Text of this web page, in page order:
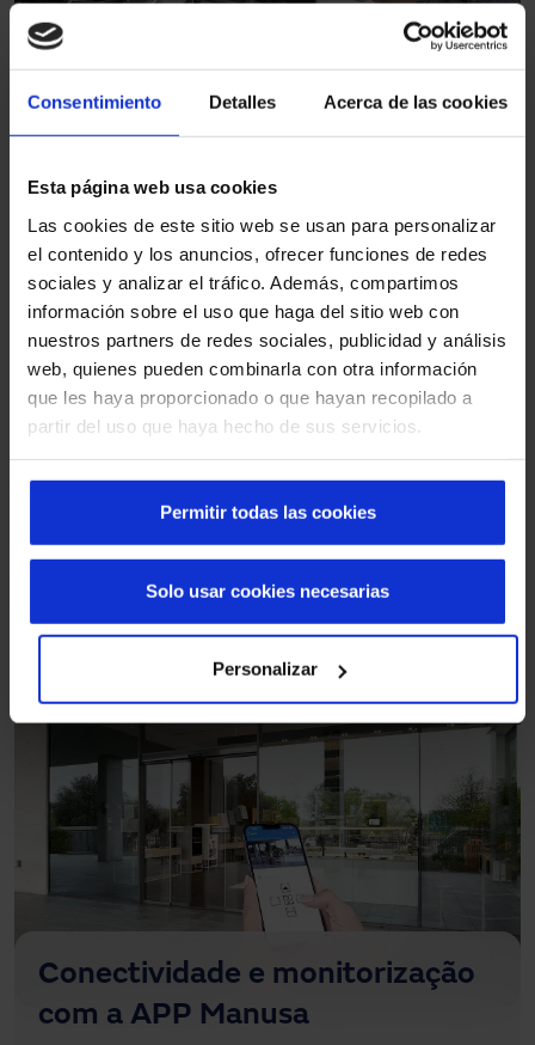
Consentimiento Detalles Acerca de las cookies
Esta página web usa cookies
Las cookies de este sitio web se usan para personalizar
el contenido y los anuncios, ofrecer funciones de redes
sociales y analizar el tráfico. Además, compartimos
información sobre el uso que haga del sitio web con
nuestros partners de redes sociales, publicidad y análisis
web, quienes pueden combinarla con otra información
que les haya proporcionado o que hayan recopilado a
partir del uso que haya hecho de sus servicios.
Permitir todas las cookies
Personalizar
Solo usar cookies necesarias
Profissionais especializados em
portas automáticas e industriais
Dispomos de uma equipa de técnicos altamente
especializados, formados nas nossas próprias
instalações e empenhados em oferecer um serviço
honesto, transparente e orientado para a resolução
imediata.
Técnicos especializados em todo o tipo de
acessos e marcas
Frota exclusiva de viaturas equipadas para
Rede profissional em todo o país, garantindo
Conectividade e monitorização
com a APP Manusa